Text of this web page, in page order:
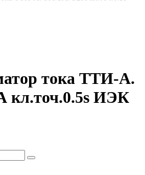
тока ТТИ-А.
кл.точ.0.5s ИЭК